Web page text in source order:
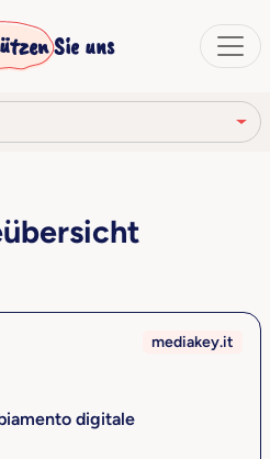
Sie uns
mediakey.it
digitale